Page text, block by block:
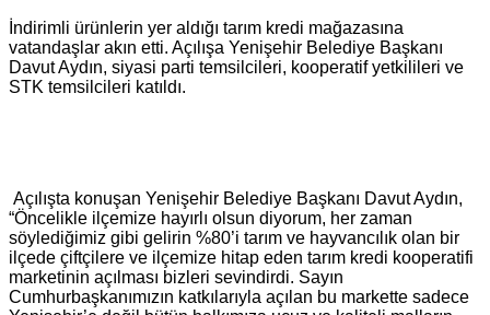
İndirimli ürünlerin yer aldığı tarım kredi mağazasına
vatandaşlar akın etti. Açılışa Yenişehir Belediye Başkanı
Davut Aydın, siyasi parti temsilcileri, kooperatif yetkilileri ve
STK temsilcileri katıldı.
Açılışta konuşan Yenişehir Belediye Başkanı Davut Aydın,
“Öncelikle ilçemize hayırlı olsun diyorum, her zaman
söylediğimiz gibi gelirin %80’i tarım ve hayvancılık olan bir
ilçede çiftçilere ve ilçemize hitap eden tarım kredi kooperatifi
marketinin açılması bizleri sevindirdi. Sayın
Cumhurbaşkanımızın katkılarıyla açılan bu markette sadece